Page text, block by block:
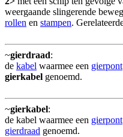
weergaande slingerende
rollen en stampen.
~gierdraad:
de kabel waarmee een gierpont
gierkabel genoemd.
~gierkabel:
de kabel waarmee een gierpont
gierdraad genoemd.